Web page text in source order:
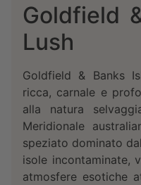
Goldfield
Lush
Goldfield & Banks
ricca, carnale e
alla natura
Meridionale
speziato dominato
isole incontaminate,
atmosfere esotiche